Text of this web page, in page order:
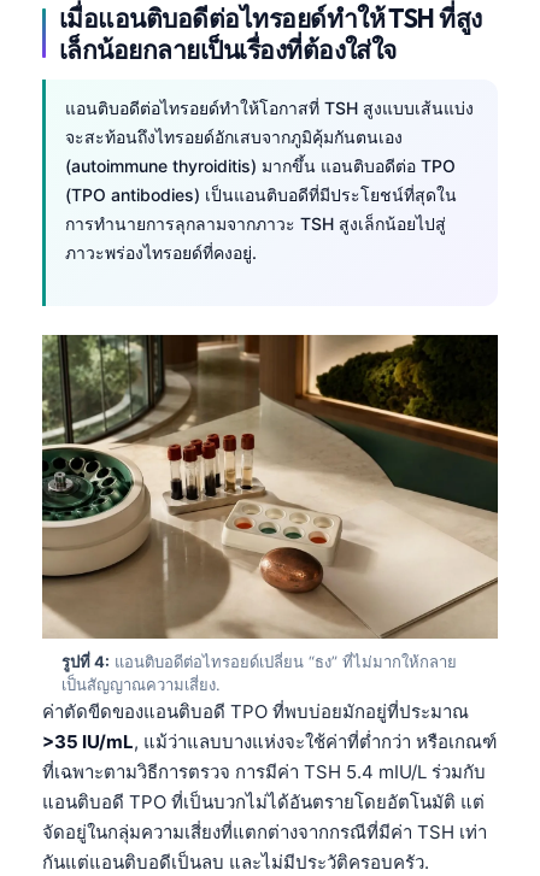
เมื่อแอนติบอดีต่อไทรอยด์ทำให้ TSH ที่สูง
เล็กน้อยกลายเป็นเรื่องที่ต้องใส่ใจ
แอนติบอดีต่อไทรอยด์ทำให้โอกาสที่ TSH สูงแบบเส้นแบ่ง
จะสะท้อนถึงไทรอยด์อักเสบจากภูมิคุ้มกันตนเอง
(autoimmune thyroiditis) มากขึ้น แอนติบอดีต่อ TPO
(TPO antibodies) เป็นแอนติบอดีที่มีประโยชน์ที่สุดใน
การทำนายการลุกลามจากภาวะ TSH สูงเล็กน้อยไปสู่
ภาวะพร่องไทรอยด์ที่คงอยู่.
รูปที่ 4: แอนติบอดีต่อไทรอยด์เปลี่ยน “ธง” ที่ไม่มากให้กลาย
เป็นสัญญาณความเสี่ยง.
ค่าตัดขีดของแอนติบอดี TPO ที่พบบ่อยมักอยู่ที่ประมาณ
>35 IU/mL, แม้ว่าแลบบางแห่งจะใช้ค่าที่ต่ำกว่า หรือเกณฑ์
ที่เฉพาะตามวิธีการตรวจ การมีค่า TSH 5.4 mIU/L ร่วมกับ
แอนติบอดี TPO ที่เป็นบวกไม่ได้อันตรายโดยอัตโนมัติ แต่
จัดอยู่ในกลุ่มความเสี่ยงที่แตกต่างจากกรณีที่มีค่า TSH เท่า
กันแต่แอนติบอดีเป็นลบ และไม่มีประวัติครอบครัว.